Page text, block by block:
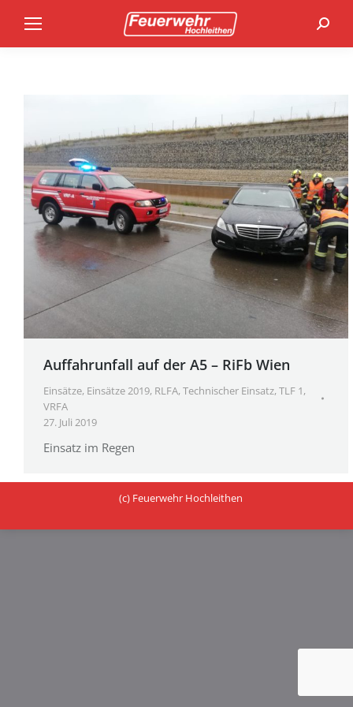
Auffahrunfall auf der A5 – RiFb Wien
Einsätze, Einsätze 2019, RLFA,Technischer Einsatz,TLF 1,
VRFA
27. Juli 2019
Einsatz im Regen
(c) Feuerwehr Hochleithen